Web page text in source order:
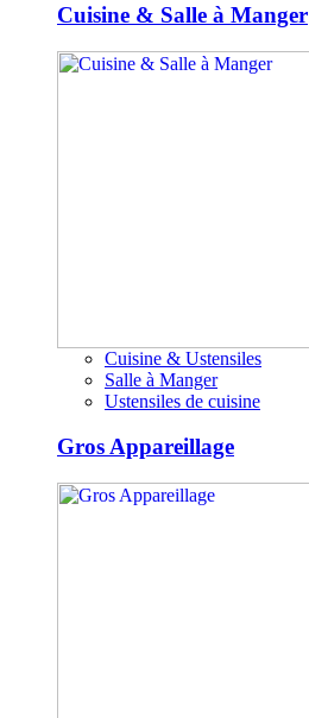
Cuisine & Salle à Manger
Cuisine & Ustensiles
Salle à Manger
Ustensiles de cuisine
Gros Appareillage